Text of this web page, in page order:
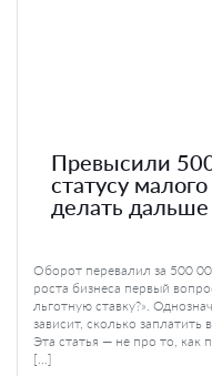
Превысили
статусу
делать дальше
Оборот перевалил за 500
роста бизнеса первый
льготную ставку?».
зависит, сколько
Эта статья — не про то, как
[…]